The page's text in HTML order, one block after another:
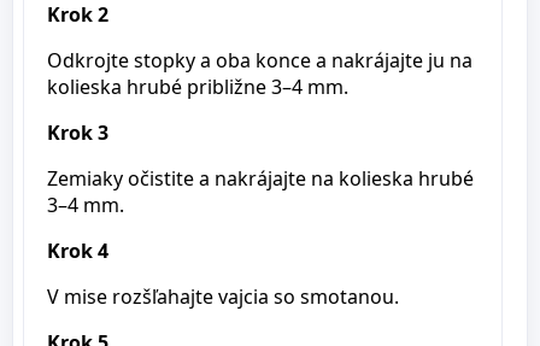
Krok 2
Odkrojte stopky a oba konce a nakrájajte ju na
kolieska hrubé približne 3–4 mm.
Krok 3
Zemiaky očistite a nakrájajte na kolieska hrubé
3–4 mm.
Krok 4
V mise rozšľahajte vajcia so smotanou.